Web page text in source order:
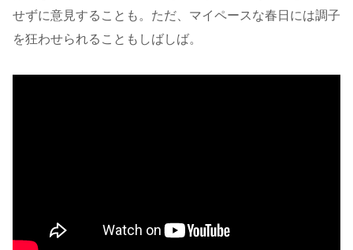
せずに意見することも。ただ、マイペースな春日には調子
を狂わせられることもしばしば。